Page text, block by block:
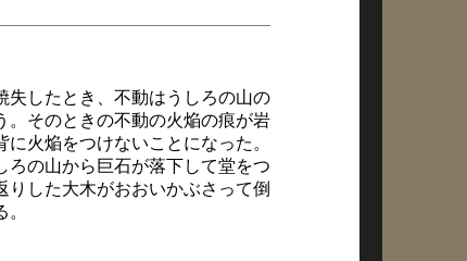
失したとき、不動はうしろの山の
。そのときの不動の火焔の痕が岩
火焔をつけないことになった。
ろの山から巨石が落下して堂をつ
した大木がおおいかぶさって倒